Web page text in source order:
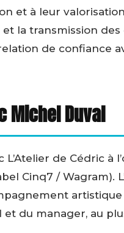
et à leur
la transmission
de confiance
Michel Duval
de Cédric à
Cinq7 / Wagram).
du manager, au